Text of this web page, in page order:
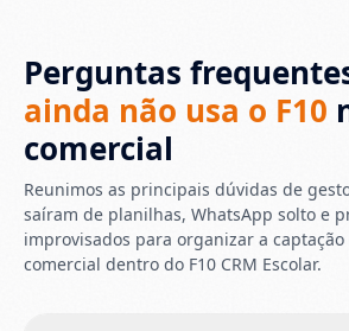
Perguntas
ainda não usa o F10
comercial
Reunimos as principais dúvidas de
saíram de planilhas, WhatsApp solto e
improvisados para organizar a
comercial dentro do F10 CRM Escolar.